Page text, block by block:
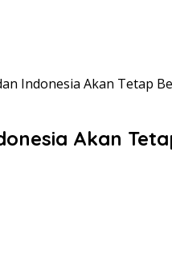
Indonesia Akan Tetap
Akan